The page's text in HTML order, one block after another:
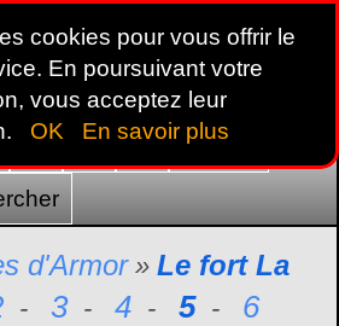
35 44 56 France
d'Armor» Le fort La
- 3 - 4 - 5 - 6
cookies pour vous offrir le
En poursuivant votre
vous acceptez leur
OK En savoir plus